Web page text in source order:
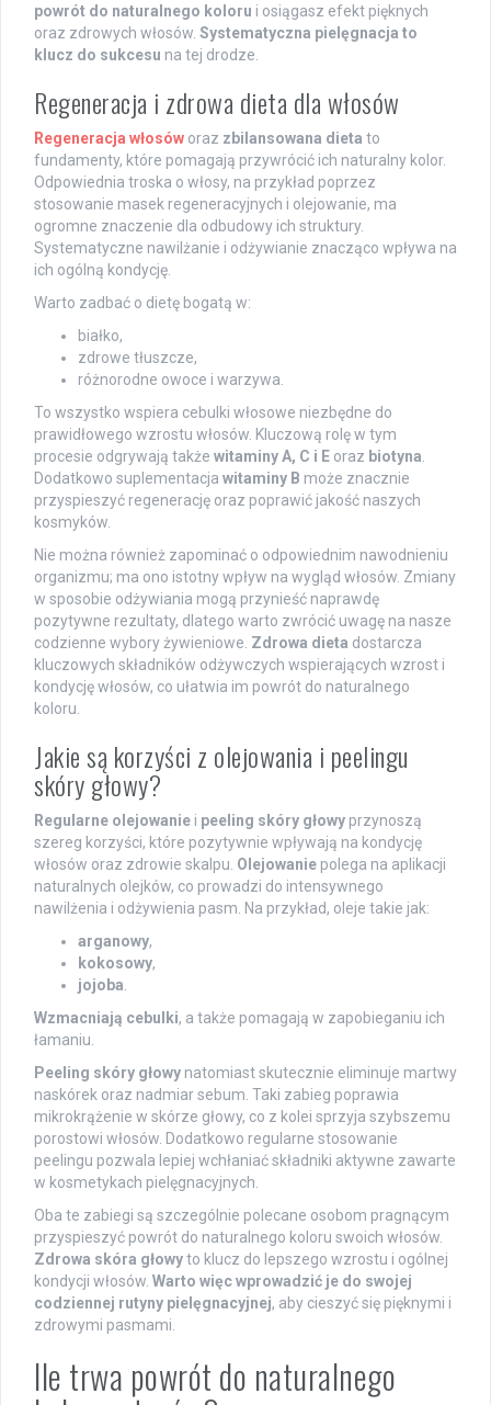
powrót do naturalnego koloru i osiągasz efekt pięknych
oraz zdrowych włosów. Systematyczna pielęgnacja to
klucz do sukcesu na tej drodze.
Regeneracja i zdrowa dieta dla włosów
Regeneracja włosów oraz zbilansowana dieta to
fundamenty, które pomagają przywrócić ich naturalny kolor.
Odpowiednia troska o włosy, na przykład poprzez
stosowanie masek regeneracyjnych i olejowanie, ma
ogromne znaczenie dla odbudowy ich struktury.
Systematyczne nawilżanie i odżywianie znacząco wpływa na
ich ogólną kondycję.
Warto zadbać o dietę bogatą w:
białko,
zdrowe tłuszcze,
różnorodne owoce i warzywa.
To wszystko wspiera cebulki włosowe niezbędne do
prawidłowego wzrostu włosów. Kluczową rolę w tym
procesie odgrywają także witaminy A, C i E oraz biotyna
Dodatkowo suplementacja witaminy B może znacznie
przyspieszyć regenerację oraz poprawić jakość naszych
kosmyków.
Nie można również zapominać o odpowiednim nawodnieniu
organizmu; ma ono istotny wpływ na wygląd włosów. Zmiany
w sposobie odżywiania mogą przynieść naprawdę
pozytywne rezultaty, dlatego warto zwrócić uwagę na nasze
codzienne wybory żywieniowe. Zdrowa dieta dostarcza
kluczowych składników odżywczych wspierających wzrost i
kondycję włosów, co ułatwia im powrót do naturalnego
koloru.
Jakie są korzyści z olejowania i peelingu
skóry głowy?
Regularne olejowanie i peeling skóry głowy przynoszą
szereg korzyści, które pozytywnie wpływają na kondycję
włosów oraz zdrowie skalpu. Olejowanie polega na aplikacji
naturalnych olejków, co prowadzi do intensywnego
nawilżenia i odżywienia pasm. Na przykład, oleje takie jak:
arganowy,
kokosowy,
jojoba
Wzmacniają cebulki, a także pomagają w zapobieganiu ich
łamaniu.
Peeling skóry głowy natomiast skutecznie eliminuje martwy
naskórek oraz nadmiar sebum. Taki zabieg poprawia
mikrokrążenie w skórze głowy, co z kolei sprzyja szybszemu
porostowi włosów. Dodatkowo regularne stosowanie
peelingu pozwala lepiej wchłaniać składniki aktywne zawarte
w kosmetykach pielęgnacyjnych.
Oba te zabiegi są szczególnie polecane osobom pragnącym
przyspieszyć powrót do naturalnego koloru swoich włosów.
Zdrowa skóra głowyto klucz do lepszego wzrostu i ogólnej
kondycji włosów. Warto więc wprowadzić je do swojej
codziennej rutyny pielęgnacyjnej, aby cieszyć się pięknymi i
zdrowymi pasmami.
Ile trwa powrót do naturalnego